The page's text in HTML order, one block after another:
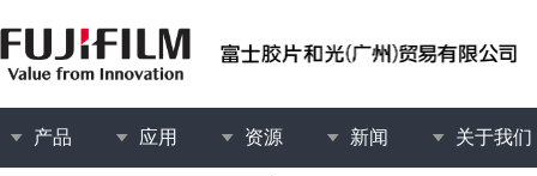
产品 应用 资源 新闻 关于我们